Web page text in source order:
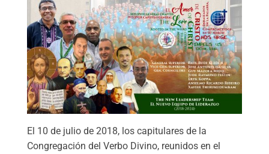
El 10 de julio de 2018, los capitulares de la
Congregación del Verbo Divino, reunidos en el